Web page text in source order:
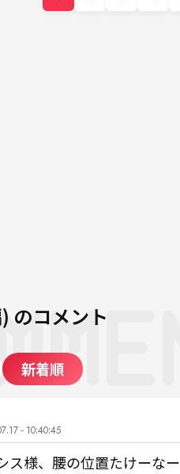
のコメント
新着順
- 10:40:45
ス様、腰の位置たけーなー